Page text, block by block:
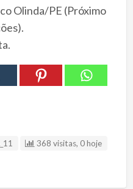
Olinda/PE (Próximo
368 visitas, 0 hoje